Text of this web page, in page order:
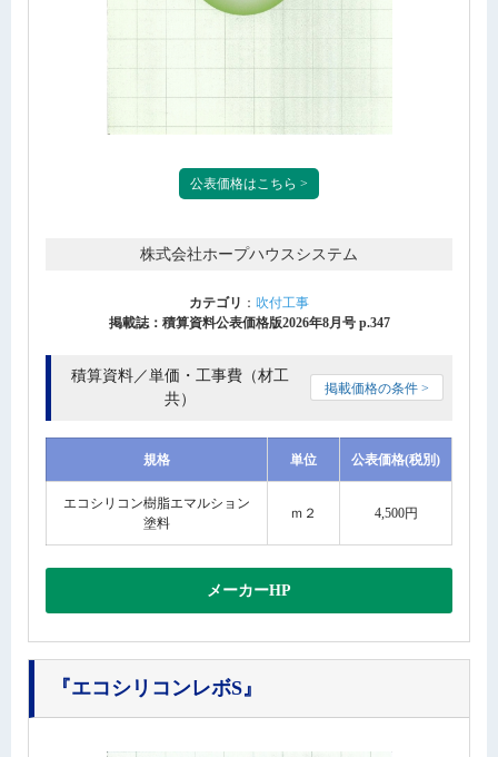
公表価格はこちら >
株式会社ホープハウスシステム
カテゴリ ： 吹付工事
掲載誌：積算資料公表価格版2026年8月号 p.347
積算資料／単価・工事費（材工
共）
掲載価格の条件 >
規格 単位 公表価格(税別)
エコシリコン樹脂エマルション
塗料
ｍ２ 4,500円
メーカーHP
『エコシリコンレボS』